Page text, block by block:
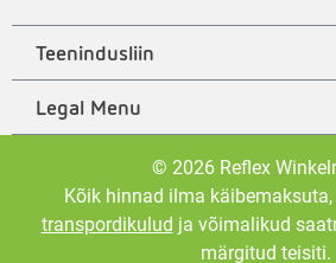
Teenindusliin
Legal Menu
© 2026 Reflex
Kõik hinnad ilma
transpordikulud ja võimalikud
märgitud teisiti.